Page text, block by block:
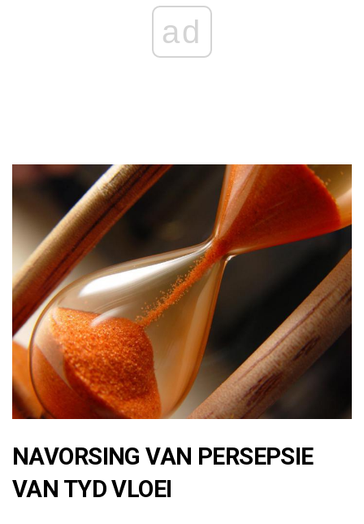
ad
NAVORSING VAN PERSEPSIE
VAN TYD VLOEI